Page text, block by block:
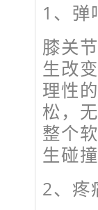
1、弹
膝关
生改
理性
松，
整个
生碰
2、疼